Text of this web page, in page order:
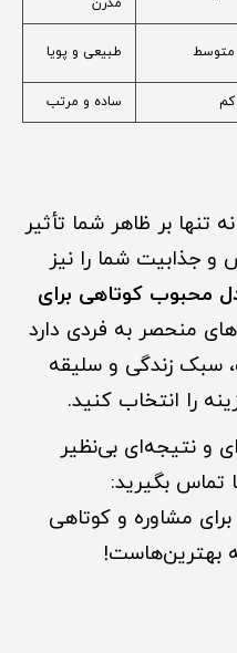
متوسط طبیعی و پویا
کم ساده و مرتب
نه تنها بر ظاهر شما تأثیر
و جذابیت شما را نیز
محبوب کوتاهی برای
منحصر به فردی دارد
سبک زندگی و سلیقه
را انتخاب کنید.
و نتیجه‌ای بی‌نظیر
تماس بگیرید:
مشاوره و کوتاهی
بهترین‌هاست!